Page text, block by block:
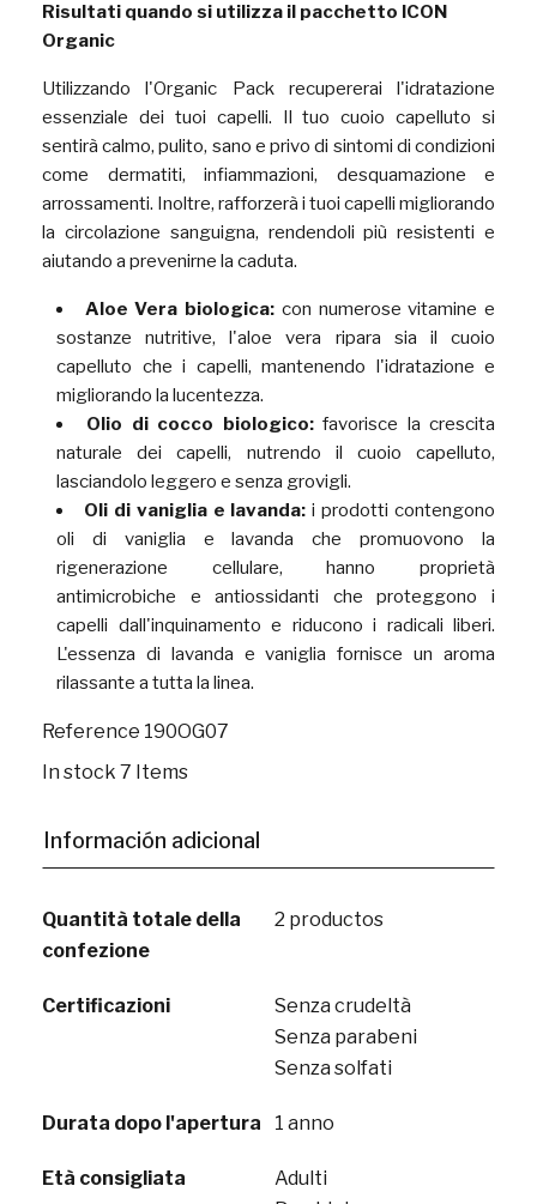
Risultati quando si utilizza il pacchetto ICON
Organic
Utilizzando l'Organic Pack recupererai l'idratazione
essenziale dei tuoi capelli. Il tuo cuoio capelluto si
sentirà calmo, pulito, sano e privo di sintomi di condizioni
come dermatiti, infiammazioni, desquamazione e
arrossamenti. Inoltre, rafforzerà i tuoi capelli migliorando
la circolazione sanguigna, rendendoli più resistenti e
aiutando a prevenirne la caduta.
Aloe Vera biologica: con numerose vitamine e
sostanze nutritive, l'aloe vera ripara sia il cuoio
capelluto che i capelli, mantenendo l'idratazione e
migliorando la lucentezza.
Olio di cocco biologico:favorisce la crescita
naturale dei capelli, nutrendo il cuoio capelluto,
lasciandolo leggero e senza grovigli.
Oli di vaniglia e lavanda: i prodotti contengono
oli di vaniglia e lavanda che promuovono la
rigenerazione cellulare, hanno proprietà
antimicrobiche e antiossidanti che proteggono i
capelli dall'inquinamento e riducono i radicali liberi.
L'essenza di lavanda e vaniglia fornisce un aroma
rilassante a tutta la linea.
Reference 190OG07
In stock 7 Items
Información adicional
Quantità totale della
confezione
2 productos
Certificazioni
Senza crudeltà
Senza parabeni
Senza solfati
Durata dopo l'apertura 1 anno
Età consigliata
Adulti